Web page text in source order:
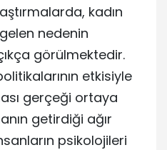
kadın
nedenin
görülmektedir.
etkisiyle
gerçeği ortaya
getirdiği ağır
psikolojileri